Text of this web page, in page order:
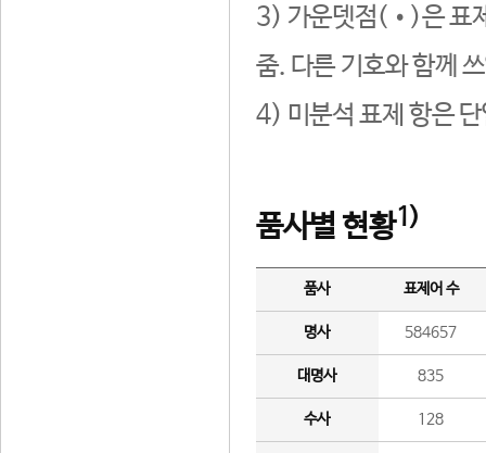
3) 가운뎃점(•)은 표
줌. 다른 기호와 함께
4) 미분석 표제 항은
품사별 현황1)
품사 표제어 수
명사 584657
대명사 835
수사 128